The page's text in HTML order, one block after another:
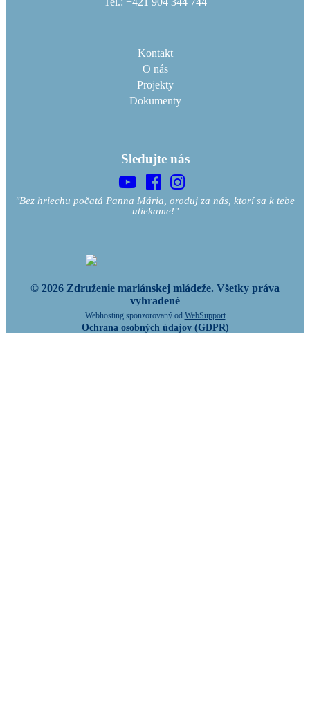
Kontakt
O nás
Projekty
Dokumenty
Sledujte nás
"Bez hriechu počatá Panna Mária, oroduj za nás, ktorí sa k tebe
utiekame!"
© 2026 Združenie mariánskej mládeže. Všetky práva
vyhradené
Webhosting sponzorovaný od WebSupport
Ochrana osobných údajov (GDPR)